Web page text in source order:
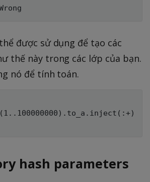
được sử dụng để tạo các
thế này trong các lớp của bạn.
nó để tính toán.
hash parameters